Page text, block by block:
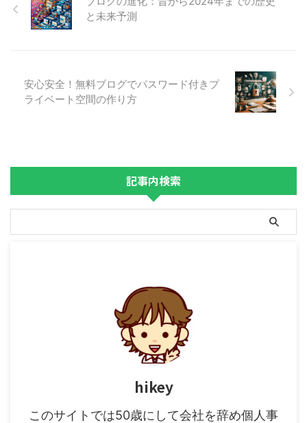
と未来予測
安心安全！無料ブログでパスワード付きプ
ライベート空間の作り方
記事内検索
hikey
このサイトでは50歳にして会社を辞め個人事